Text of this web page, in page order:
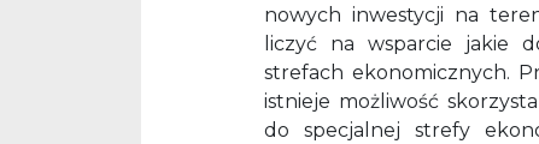
nowych inwestycji na
liczyć na wsparcie jakie
strefach ekonomicznych.
istnieje możliwość
do specjalnej strefy